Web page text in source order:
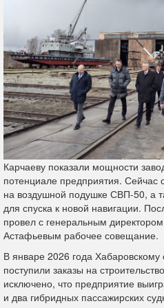
Карчаеву показали мощности
потенциале предприятия. Сейчас
на воздушной подушке СВП-50, а
для спуска к новой навигации.
провел с генеральным
Астафьевым рабочее совещание.
В январе 2026 года Хабаровскому
поступили заказы на
исключено, что предприятие
и два гибридных пассажирских